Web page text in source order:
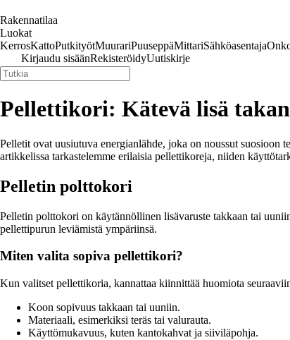
Rakennatilaa
Luokat
KerrosKattoPutkityötMuurariPuuseppäMittariSähköasentaja
Kirjaudu sisäänRekisteröidyUutiskirje
Pellettikori: Kätevä lisä
Pelletit ovat uusiutuva energianlähde, joka on noussut suosioon
artikkelissa tarkastelemme erilaisia pellettikoreja, niiden
Pelletin polttokori
Pelletin polttokori on käytännöllinen lisävaruste takkaan tai
pellettipurun leviämistä ympäriinsä.
Miten valita sopiva pellettikori?
Kun valitset pellettikoria, kannattaa kiinnittää huomiota
Koon sopivuus takkaan tai uuniin.
Materiaali, esimerkiksi teräs tai valurauta.
Käyttömukavuus, kuten kantokahvat ja siiviläpohja.